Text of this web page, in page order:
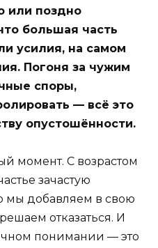
или поздно
большая часть
усилия, на самом
Погоня за чужим
споры,
— всё это
опустошённости.
момент. С возрастом
зачастую
мы добавляем в свою
отказаться. И
понимании — это